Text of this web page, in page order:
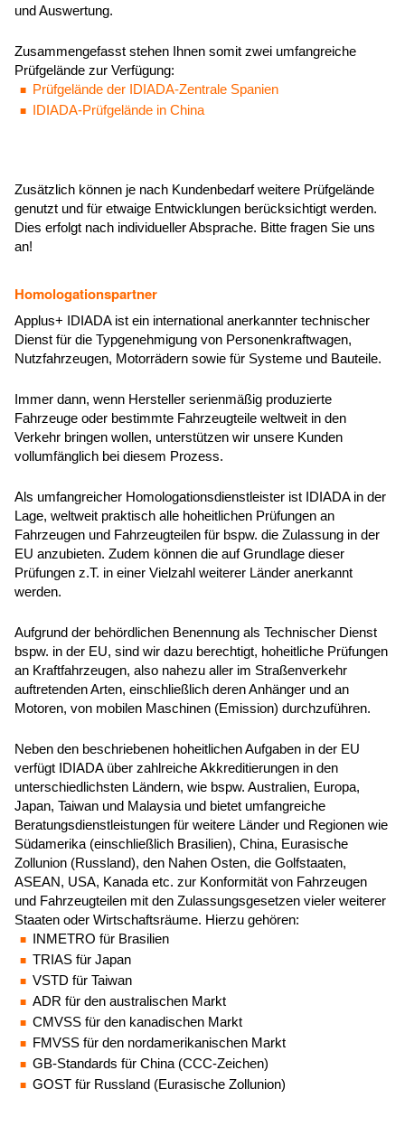
und Auswertung.
Zusammengefasst stehen Ihnen somit zwei umfangreiche
Prüfgelände zur Verfügung:
Prüfgelände der IDIADA-Zentrale Spanien
IDIADA-Prüfgelände in China
Zusätzlich können je nach Kundenbedarf weitere Prüfgelände
genutzt und für etwaige Entwicklungen berücksichtigt werden.
Dies erfolgt nach individueller Absprache. Bitte fragen Sie uns
an!
Homologationspartner
Applus+ IDIADA ist ein international anerkannter technischer
Dienst für die Typgenehmigung von Personenkraftwagen,
Nutzfahrzeugen, Motorrädern sowie für Systeme und Bauteile.
Immer dann, wenn Hersteller serienmäßig produzierte
Fahrzeuge oder bestimmte Fahrzeugteile weltweit in den
Verkehr bringen wollen, unterstützen wir unsere Kunden
vollumfänglich bei diesem Prozess.
Als umfangreicher Homologationsdienstleister ist IDIADA in der
Lage, weltweit praktisch alle hoheitlichen Prüfungen an
Fahrzeugen und Fahrzeugteilen für bspw. die Zulassung in der
EU anzubieten. Zudem können die auf Grundlage dieser
Prüfungen z.T. in einer Vielzahl weiterer Länder anerkannt
werden.
Aufgrund der behördlichen Benennung als Technischer Dienst
bspw. in der EU, sind wir dazu berechtigt, hoheitliche Prüfungen
an Kraftfahrzeugen, also nahezu aller im Straßenverkehr
auftretenden Arten, einschließlich deren Anhänger und an
Motoren, von mobilen Maschinen (Emission) durchzuführen.
Neben den beschriebenen hoheitlichen Aufgaben in der EU
verfügt IDIADA über zahlreiche Akkreditierungen in den
unterschiedlichsten Ländern, wie bspw. Australien, Europa,
Japan, Taiwan und Malaysia und bietet umfangreiche
Beratungsdienstleistungen für weitere Länder und Regionen wie
Südamerika (einschließlich Brasilien), China, Eurasische
Zollunion (Russland), den Nahen Osten, die Golfstaaten,
ASEAN, USA, Kanada etc. zur Konformität von Fahrzeugen
und Fahrzeugteilen mit den Zulassungsgesetzen vieler weiterer
Staaten oder Wirtschaftsräume. Hierzu gehören:
INMETRO für Brasilien
TRIAS für Japan
VSTD für Taiwan
ADR für den australischen Markt
CMVSS für den kanadischen Markt
FMVSS für den nordamerikanischen Markt
GB-Standards für China (CCC-Zeichen)
GOST für Russland (Eurasische Zollunion)